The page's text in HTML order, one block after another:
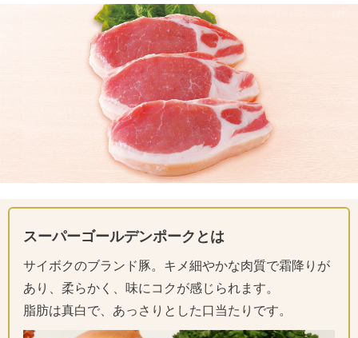
スーパーゴールデンポークとは
サイボクのブランド豚。キメ細やかな肉質で霜降りが
あり、柔らかく、味にコクが感じられます。
脂肪は真白で、あっさりとした口当たりです。